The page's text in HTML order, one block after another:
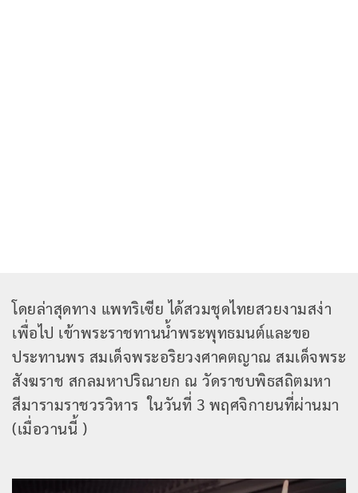
โดยล่าสุดทาง แพทริเซีย ได้สวมชุดไทยสวยงามสง่า
เพื่อไป เข้าพระราชทานน้ำพระพุทธมนต์และขอ
ประทานพร สมเด็จพระอริยวงศาคตญาณ สมเด็จพระ
สังฆราช สกลมหาปริณายก ณ วัดราชบพิธสถิตมหา
สีมารามราชวรวิหาร ในวันที่ 3 พฤศจิกายนที่ผ่านมา
(เมื่อวานนี้ )